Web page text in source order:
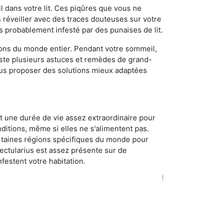
votre lit. Ces piqûres que vous ne
avec des traces douteuses sur votre
probablement infesté par des punaises de lit.
du monde entier. Pendant votre sommeil,
plusieurs astuces et remèdes de grand-
proposer des solutions mieux adaptées
durée de vie assez extraordinaire pour
même si elles ne s'alimentent pas.
régions spécifiques du monde pour
est assez présente sur de
votre habitation.